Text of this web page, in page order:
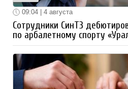
09:04 | 4 августа
Сотрудники СинТЗ
по арбалетному спорту